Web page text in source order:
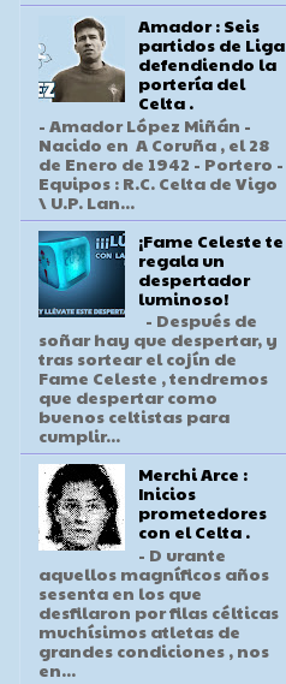
Amador : Seis
partidos de Liga
defendiendo la
portería del
Celta .
- Amador López Miñán -
Nacido en A Coruña , el 28
de Enero de 1942 - Portero -
Equipos : R.C. Celta de Vigo
\ U.P. Lan...
¡Fame Celeste te
regala un
despertador
luminoso!
- Después de
soñar hay que despertar, y
tras sortear el cojín de
Fame Celeste , tendremos
que despertar como
buenos celtistas para
cumplir...
Merchi Arce :
Inicios
prometedores
con el Celta .
- D urante
aquellos magníficos años
sesenta en los que
desfilaron por filas célticas
muchísimos atletas de
grandes condiciones , nos
en...